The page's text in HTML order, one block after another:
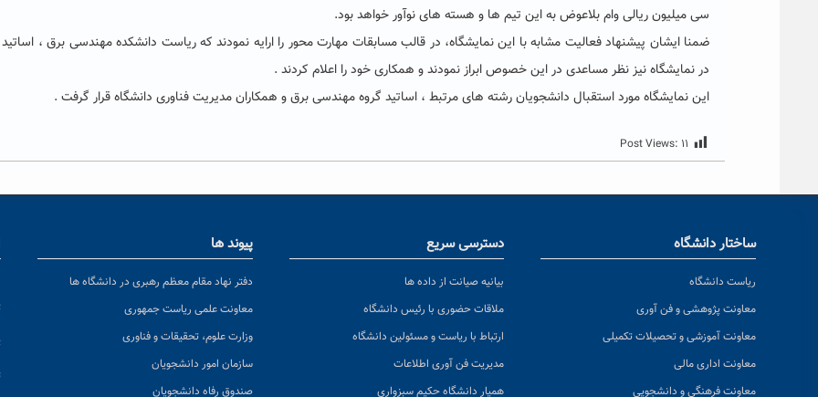
سی میلیون ریالی وام بلاعوض به این تیم ها و هسته های نوآور خواهد بود.
ضمنا ایشان پیشنهاد فعالیت مشابه با این نمایشگاه، در قالب مسابقات مهارت محور را ارایه نمودند که ریاست دانشکده مهندسی برق ،
در نمایشگاه نیز نظر مساعدی در این خصوص ابراز نمودند و همکاری خود را اعلام کردند .
این نمایشگاه مورد استقبال دانشجویان رشته های مرتبط ، اساتید گروه مهندسی برق و همکاران مدیریت فناوری دانشگاه قرار گرفت .
Post Views: ۱۱
ساختار دانشگاه
ریاست دانشگاه
معاونت پژوهشی و فن آوری
معاونت آموزشی و تحصیلات تکمیلی
معاونت اداری مالی
معاونت فرهنگی و دانشجویی
دسترسی سریع
بیانیه صیانت از داده ها
ملاقات حضوری با رئیس دانشگاه
ارتباط با ریاست و مسئولین دانشگاه
مدیریت فن آوری اطلاعات
همیار دانشگاه حکیم سبزواری
پیوند ها
دفتر نهاد مقام معظم رهبری در دانشگاه ها
معاونت علمی ریاست جمهوری
وزارت علوم، تحقیقات و فناوری
سازمان امور دانشجویان
صندوق رفاه دانشجویان